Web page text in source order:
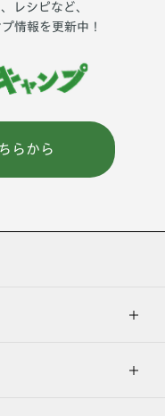
レシピなど、
情報を更新中！
らから